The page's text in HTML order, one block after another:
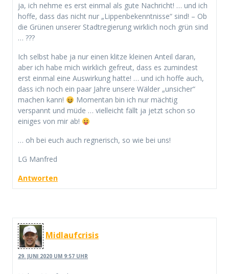
ja, ich nehme es erst einmal als gute Nachricht! … und ich
hoffe, dass das nicht nur „Lippenbekenntnisse“ sind! – Ob
die Grünen unserer Stadtregierung wirklich noch grün sind
… ???
Ich selbst habe ja nur einen klitze kleinen Anteil daran,
aber ich habe mich wirklich gefreut, dass es zumindest
erst einmal eine Auswirkung hatte! … und ich hoffe auch,
dass ich noch ein paar Jahre unsere Wälder „unsicher“
machen kann!
Momentan bin ich nur mächtig
verspannt und müde … vielleicht fällt ja jetzt schon so
einiges von mir ab!
… oh bei euch auch regnerisch, so wie bei uns!
LG Manfred
Antworten
Midlaufcrisis
29. JUNI 2020 UM 9:57 UHR